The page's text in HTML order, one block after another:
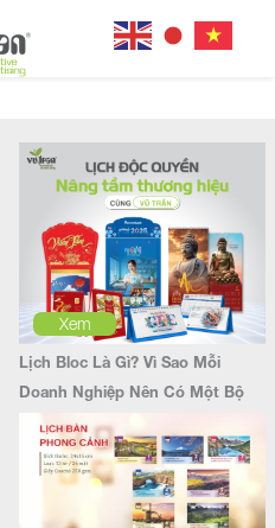
Xem
Lịch Bloc Là Gì? Vì Sao Mỗi
Doanh Nghiệp Nên Có Một Bộ
Lịch Bloc Độc Quyền?